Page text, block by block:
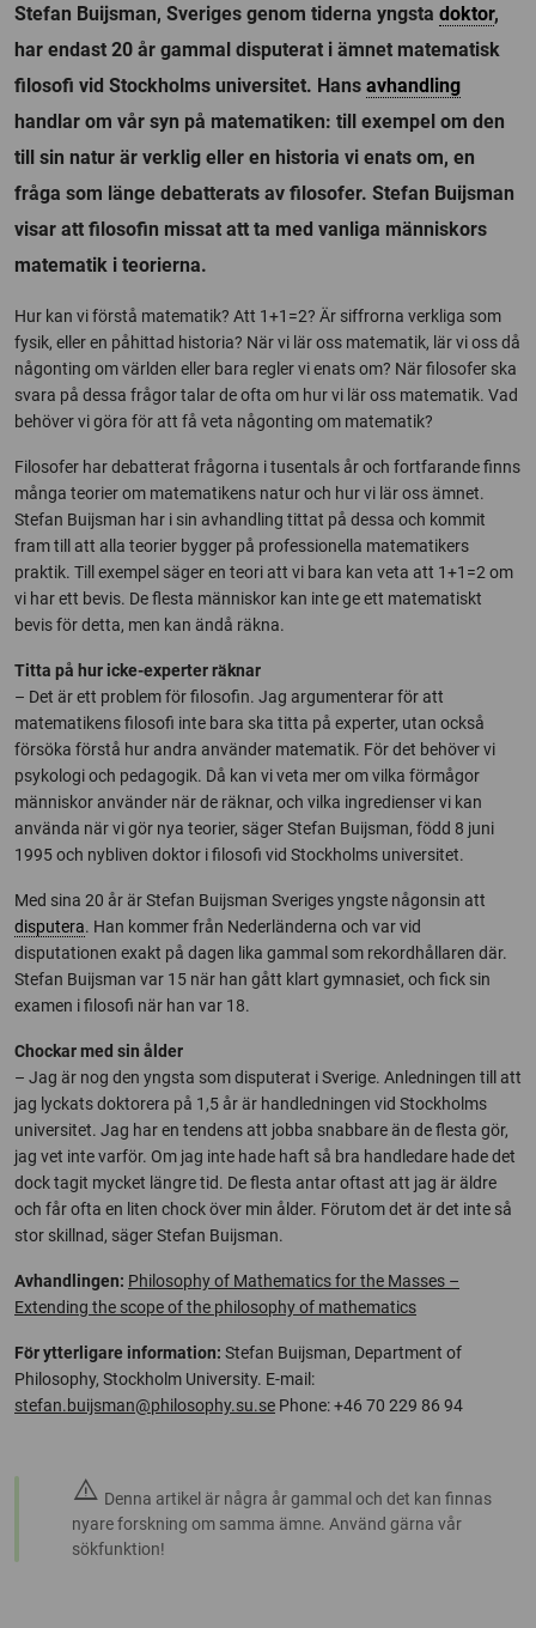
Stefan Buijsman, Sveriges genom tiderna yngsta doktor,
har endast 20 år gammal disputerat i ämnet matematisk
filosofi vid Stockholms universitet. Hans avhandling
handlar om vår syn på matematiken: till exempel om den
till sin natur är verklig eller en historia vi enats om, en
fråga som länge debatterats av filosofer. Stefan Buijsman
visar att filosofin missat att ta med vanliga människors
matematik i teorierna.
Hur kan vi förstå matematik? Att 1+1=2? Är siffrorna verkliga som
fysik, eller en påhittad historia? När vi lär oss matematik, lär vi oss då
någonting om världen eller bara regler vi enats om? När filosofer ska
svara på dessa frågor talar de ofta om hur vi lär oss matematik. Vad
behöver vi göra för att få veta någonting om matematik?
Filosofer har debatterat frågorna i tusentals år och fortfarande finns
många teorier om matematikens natur och hur vi lär oss ämnet.
Stefan Buijsman har i sin avhandling tittat på dessa och kommit
fram till att alla teorier bygger på professionella matematikers
praktik. Till exempel säger en teori att vi bara kan veta att 1+1=2 om
vi har ett bevis. De flesta människor kan inte ge ett matematiskt
bevis för detta, men kan ändå räkna.
Titta på hur icke-experter räknar
– Det är ett problem för filosofin. Jag argumenterar för att
matematikens filosofi inte bara ska titta på experter, utan också
försöka förstå hur andra använder matematik. För det behöver vi
psykologi och pedagogik. Då kan vi veta mer om vilka förmågor
människor använder när de räknar, och vilka ingredienser vi kan
använda när vi gör nya teorier, säger Stefan Buijsman, född 8 juni
1995 och nybliven doktor i filosofi vid Stockholms universitet.
Med sina 20 år är Stefan Buijsman Sveriges yngste någonsin att
disputera. Han kommer från Nederländerna och var vid
disputationen exakt på dagen lika gammal som rekordhållaren där.
Stefan Buijsman var 15 när han gått klart gymnasiet, och fick sin
examen i filosofi när han var 18.
Chockar med sin ålder
– Jag är nog den yngsta som disputerat i Sverige. Anledningen till att
jag lyckats doktorera på 1,5 år är handledningen vid Stockholms
universitet. Jag har en tendens att jobba snabbare än de flesta gör,
jag vet inte varför. Om jag inte hade haft så bra handledare hade det
dock tagit mycket längre tid. De flesta antar oftast att jag är äldre
och får ofta en liten chock över min ålder. Förutom det är det inte så
stor skillnad, säger Stefan Buijsman.
Avhandlingen: Philosophy of Mathematics for the Masses –
Extending the scope of the philosophy of mathematics
För ytterligare information: Stefan Buijsman, Department of
Philosophy, Stockholm University. E-mail:
stefan.buijsman@philosophy.su.se Phone: +46 70 229 86 94
warning Denna artikel är några år gammal och det kan finnas
nyare forskning om samma ämne. Använd gärna vår
sökfunktion!